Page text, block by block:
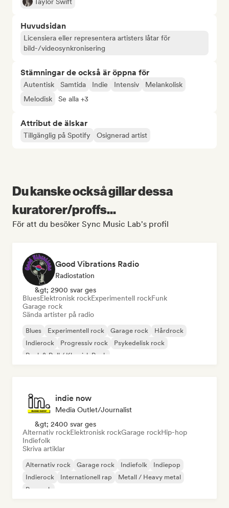
Huvudsidan
Licensiera eller representera artisters låtar för
bild-/videosynkronisering
Stämningar de också är öppna för
Autentisk Samtida Indie Intensiv
Melankolisk
Melodisk
Se alla +3
Attribut de älskar
Tillgänglig på Spotify Osignerad artist
Du kanske också gillar dessa
kuratorer/proffs...
För att du besöker Sync Music Lab's profil
Good Vibrations Radio
Radiostation
&gt; 2900 svar ges
BluesElektronisk rockExperimentell rockFunk
Garage rock
Sända artister på radio
Blues Experimentell rock Garage rock
Hårdrock
Indierock
Progressiv rock
Psykedelisk rock
Rock & Roll / Klassisk Rock
indie now
Media Outlet/Journalist
&gt; 2400 svar ges
Alternativ rockElektronisk rockGarage rockHip-hop
Indiefolk
Skriva artiklar
Alternativ rock Garage rock Indiefolk
Indiepop
Indierock
Internationell rap
Metall / Heavy metal
Poprock